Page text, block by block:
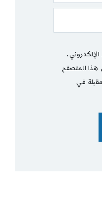
هذا المتصفح
في